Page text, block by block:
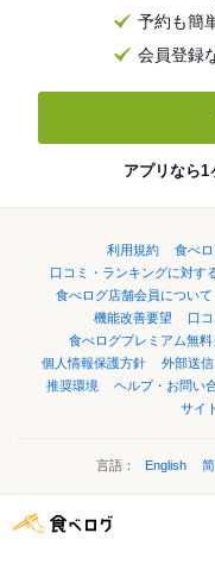
予約も簡
会員登録
アプリなら1
利用規約 食べ
口コミ・ランキングに対す
食べログ店舗会員について
機能改善要望
口
食べログプレミアム無料
個人情報保護方針
外部送信
推奨環境
ヘルプ・お問い
サイ
言語： English